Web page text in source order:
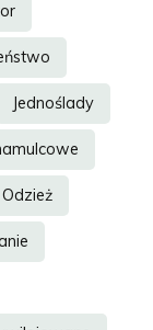
Jednoślady
Odzież